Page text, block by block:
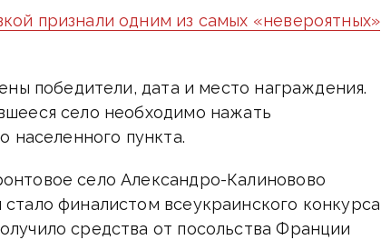
признали одним из самых «невероятных»
победители, дата и место награждения.
село необходимо нажать
населенного пункта.
село Александро-Калиновово
финалистом всеукраинского конкурса
средства от посольства Франции